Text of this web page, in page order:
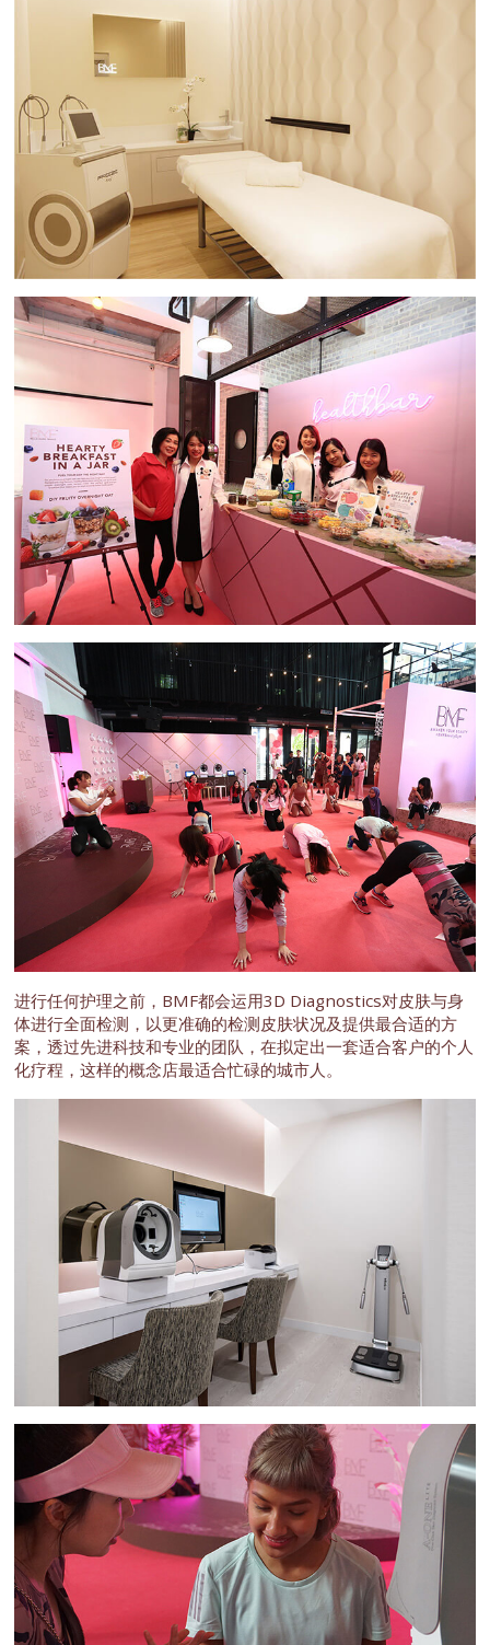
进行任何护理之前，BMF都会运用3D Diagnostics对皮肤与身
体进行全面检测，以更准确的检测皮肤状况及提供最合适的方
案，透过先进科技和专业的团队，在拟定出一套适合客户的个人
化疗程，这样的概念店最适合忙碌的城市人。